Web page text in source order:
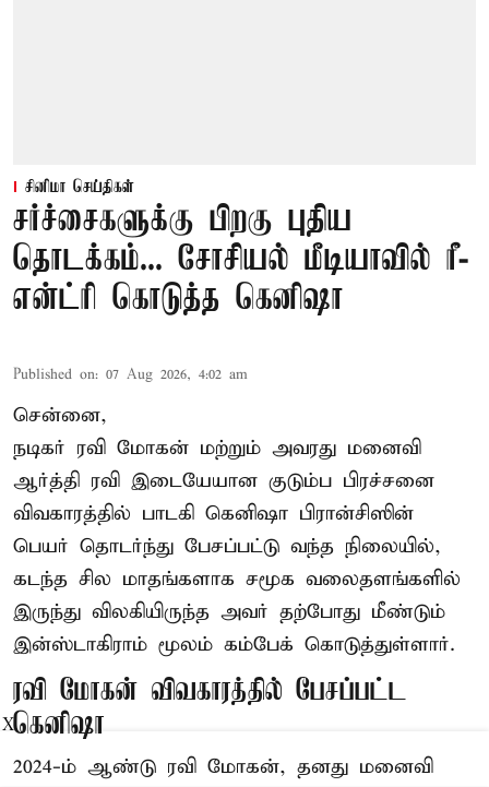
சினிமா செய்திகள்
சர்ச்சைகளுக்கு பிறகு புதிய
தொடக்கம்... சோசியல் மீடியாவில் ரீ-
என்ட்ரி கொடுத்த கெனிஷா
Published on: 07 Aug 2026, 4:02 am
சென்னை,
நடிகர் ரவி மோகன் மற்றும் அவரது மனைவி
ஆர்த்தி ரவி இடையேயான குடும்ப பிரச்சனை
விவகாரத்தில் பாடகி கெனிஷா பிரான்சிஸின்
பெயர் தொடர்ந்து பேசப்பட்டு வந்த நிலையில்,
கடந்த சில மாதங்களாக சமூக வலைதளங்களில்
இருந்து விலகியிருந்த அவர் தற்போது மீண்டும்
இன்ஸ்டாகிராம் மூலம் கம்பேக் கொடுத்துள்ளார்.
ரவி மோகன் விவகாரத்தில் பேசப்பட்ட
கெனிஷா
2024-ம் ஆண்டு ரவி மோகன், தனது மனைவி
X